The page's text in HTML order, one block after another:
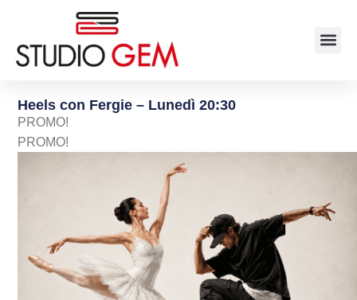
Heels con Fergie – Lunedì 20:30
PROMO!
PROMO!